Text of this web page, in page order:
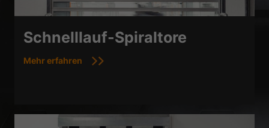
Schnelllauf-Spiraltore
Mehr erfahren